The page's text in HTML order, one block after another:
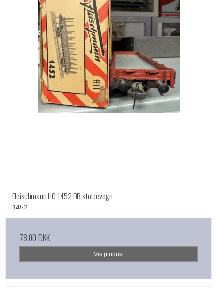
Fleischmann HO 1452 DB stolpevogn
1452
78,00 DKK
Vis produkt